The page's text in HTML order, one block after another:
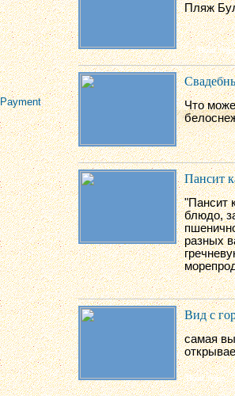
Пляж
Что
Пансит
"Пансит
блюдо,
разных
Вид с
самая